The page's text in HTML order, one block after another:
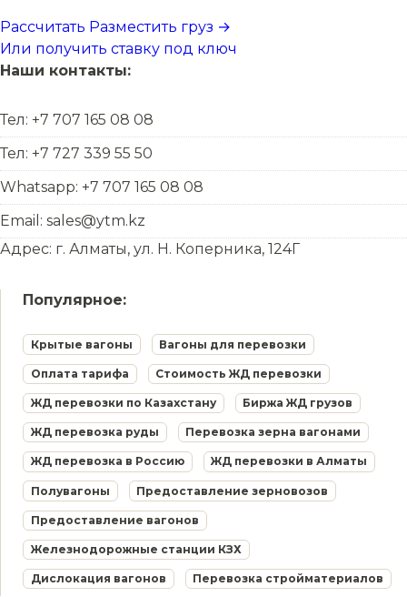
Рассчитать Разместить груз →
Или получить ставку под ключ
Наши контакты:
Тел: +7 707 165 08 08
Тел: +7 727 339 55 50
Whatsapp: +7 707 165 08 08
Email: sales@ytm.kz
Адрес: г. Алматы, ул. Н. Коперника, 124Г
Популярное:
Крытые вагоны Вагоны для перевозки
Оплата тарифа Стоимость ЖД перевозки
ЖД перевозки по Казахстану Биржа ЖД грузов
ЖД перевозка руды Перевозка зерна вагонами
ЖД перевозка в Россию ЖД перевозки в Алматы
Полувагоны Предоставление зерновозов
Предоставление вагонов
Железнодорожные станции КЗХ
Дислокация вагонов Перевозка стройматериалов